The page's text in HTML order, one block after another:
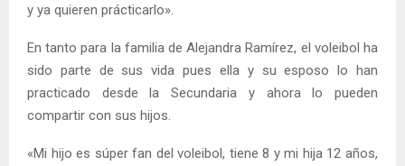
y ya quieren prácticarlo».
En tanto para la familia de Alejandra Ramírez, el voleibol ha
sido parte de sus vida pues ella y su esposo lo han
practicado desde la Secundaria y ahora lo pueden
compartir con sus hijos.
«Mi hijo es súper fan del voleibol, tiene 8 y mi hija 12 años,